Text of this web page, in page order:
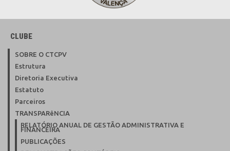
CLUBE
SOBRE O CTCPV
Estrutura
Diretoria Executiva
Estatuto
Parceiros
TRANSPARêNCIA
RELATÓRIO ANUAL DE GESTÃO ADMINISTRATIVA E
FINANCEIRA
PUBLICAÇÕES